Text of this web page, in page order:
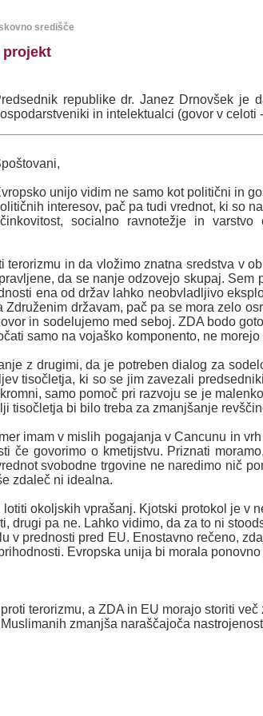
središče
projekt
republike dr. Janez Drnovšek je
in intelektualci (govor v celoti
unijo vidim ne samo kot politični in
interesov, pač pa tudi vrednot, ki so
socialno ravnotežje in
terorizmu in da vložimo znatna sredstva v
da se nanje odzovejo skupaj.
ena od držav lahko neobvladljivo
državam, pač pa se mora zelo
in sodelujemo med seboj. ZDA bodo
samo na vojaško komponento, ne
z drugimi, da je potreben dialog za
tisočletja, ki so se jim zavezali
samo pomoč pri razvoju se je
tisočletja bi bilo treba za zmanjšanje
imam v mislih pogajanja v Cancunu in
če govorimo o kmetijstvu. Priznati
svobodne trgovine ne naredimo nič
zdaleč ni idealna.
okoljskih vprašanj. Kjotski protokol je v
drugi pa ne. Lahko vidimo, da za to ni
v prednosti pred EU. Enostavno rečeno,
Evropska unija bi morala
terorizmu, a ZDA in EU morajo storiti
zmanjša naraščajoča